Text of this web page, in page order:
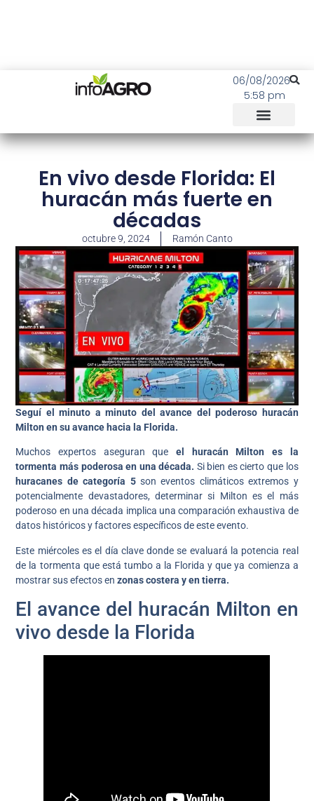
06/08/2026
5:58 pm
En vivo desde Florida: El
huracán más fuerte en
décadas
octubre 9, 2024 Ramón Canto
Seguí el minuto a minuto del avance del poderoso huracán
Milton en su avance hacia la Florida.
Muchos expertos aseguran que el huracán Milton es la
tormenta más poderosa en una década. Si bien es cierto que los
huracanes de categoría 5son eventos climáticos extremos y
potencialmente devastadores, determinar si Milton es el más
poderoso en una década implica una comparación exhaustiva de
datos históricos y factores específicos de este evento.
Este miércoles es el día clave donde se evaluará la potencia real
de la tormenta que está tumbo a la Florida y que ya comienza a
mostrar sus efectos enzonas costera y en tierra.
El avance del huracán Milton en
vivo desde la Florida